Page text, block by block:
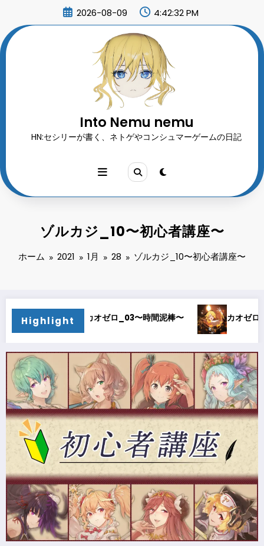
ン
ツ
2026-08-09 4:42:34 PM
Into Nemu nemu
HN:セシリーが書く、ネトゲやコンシュマーゲームの日記
ゾルカジ_10〜初心者講座〜
ホーム 2021 1月 28 ゾルカジ_10〜初心者講座〜
Highlightカオゼロ_02〜オルレア考察〜 カオゼロ_01